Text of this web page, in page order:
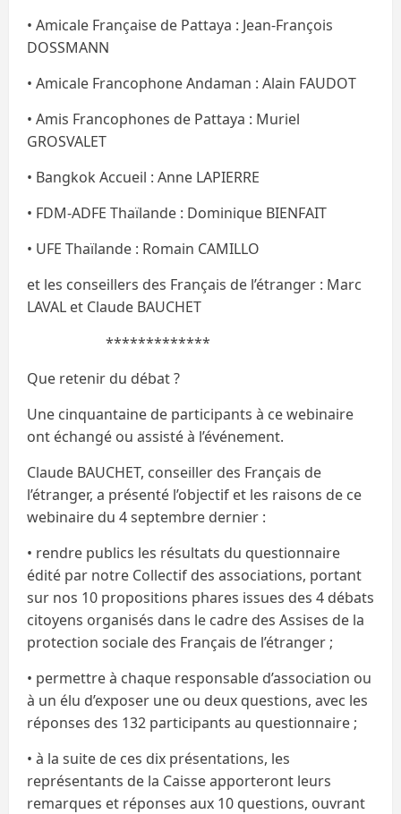
• Amicale Française de Pattaya : Jean-François
DOSSMANN
• Amicale Francophone Andaman : Alain FAUDOT
• Amis Francophones de Pattaya : Muriel
GROSVALET
• Bangkok Accueil : Anne LAPIERRE
• FDM-ADFE Thaïlande : Dominique BIENFAIT
• UFE Thaïlande : Romain CAMILLO
et les conseillers des Français de l’étranger : Marc
LAVAL et Claude BAUCHET
*************
Que retenir du débat ?
Une cinquantaine de participants à ce webinaire
ont échangé ou assisté à l’événement.
Claude BAUCHET, conseiller des Français de
l’étranger, a présenté l’objectif et les raisons de ce
webinaire du 4 septembre dernier :
• rendre publics les résultats du questionnaire
édité par notre Collectif des associations, portant
sur nos 10 propositions phares issues des 4 débats
citoyens organisés dans le cadre des Assises de la
protection sociale des Français de l’étranger ;
• permettre à chaque responsable d’association ou
à un élu d’exposer une ou deux questions, avec les
réponses des 132 participants au questionnaire ;
• à la suite de ces dix présentations, les
représentants de la Caisse apporteront leurs
remarques et réponses aux 10 questions, ouvrant